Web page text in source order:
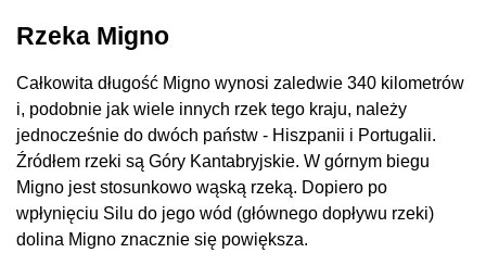
Rzeka Migno
Całkowita długość Migno wynosi zaledwie 340 kilometrów
i, podobnie jak wiele innych rzek tego kraju, należy
jednocześnie do dwóch państw - Hiszpanii i Portugalii.
Źródłem rzeki są Góry Kantabryjskie. W górnym biegu
Migno jest stosunkowo wąską rzeką. Dopiero po
wpłynięciu Silu do jego wód (głównego dopływu rzeki)
dolina Migno znacznie się powiększa.